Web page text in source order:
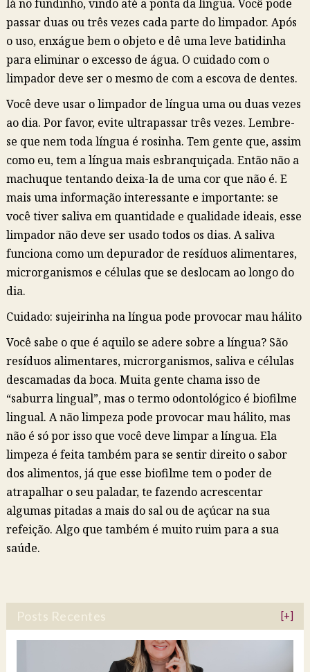
lá no fundinho, vindo até a ponta da língua. Você pode
passar duas ou três vezes cada parte do limpador. Após
o uso, enxágue bem o objeto e dê uma leve batidinha
para eliminar o excesso de água. O cuidado com o
limpador deve ser o mesmo de com a escova de dentes.
Você deve usar o limpador de língua uma ou duas vezes
ao dia. Por favor, evite ultrapassar três vezes. Lembre-
se que nem toda língua é rosinha. Tem gente que, assim
como eu, tem a língua mais esbranquiçada. Então não a
machuque tentando deixa-la de uma cor que não é. E
mais uma informação interessante e importante: se
você tiver saliva em quantidade e qualidade ideais, esse
limpador não deve ser usado todos os dias. A saliva
funciona como um depurador de resíduos alimentares,
microrganismos e células que se deslocam ao longo do
dia.
Cuidado: sujeirinha na língua pode provocar mau hálito
Você sabe o que é aquilo se adere sobre a língua? São
resíduos alimentares, microrganismos, saliva e células
descamadas da boca. Muita gente chama isso de
“saburra lingual”, mas o termo odontológico é biofilme
lingual. A não limpeza pode provocar mau hálito, mas
não é só por isso que você deve limpar a língua. Ela
limpeza é feita também para se sentir direito o sabor
dos alimentos, já que esse biofilme tem o poder de
atrapalhar o seu paladar, te fazendo acrescentar
algumas pitadas a mais do sal ou de açúcar na sua
refeição. Algo que também é muito ruim para a sua
saúde.
Posts Recentes [+]